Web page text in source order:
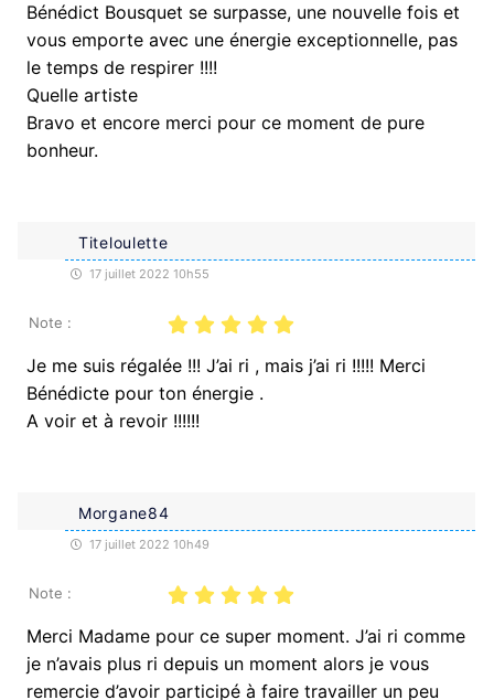
Bénédict Bousquet se surpasse, une nouvelle fois et
vous emporte avec une énergie exceptionnelle, pas
le temps de respirer !!!!
Quelle artiste
Bravo et encore merci pour ce moment de pure
bonheur.
Titeloulette
17 juillet 2022 10h55
Note :
Je me suis régalée !!! J’ai ri , mais j’ai ri !!!!! Merci
Bénédicte pour ton énergie .
A voir et à revoir !!!!!!
Morgane84
17 juillet 2022 10h49
Note :
Merci Madame pour ce super moment. J’ai ri comme
je n’avais plus ri depuis un moment alors je vous
remercie d’avoir participé à faire travailler un peu